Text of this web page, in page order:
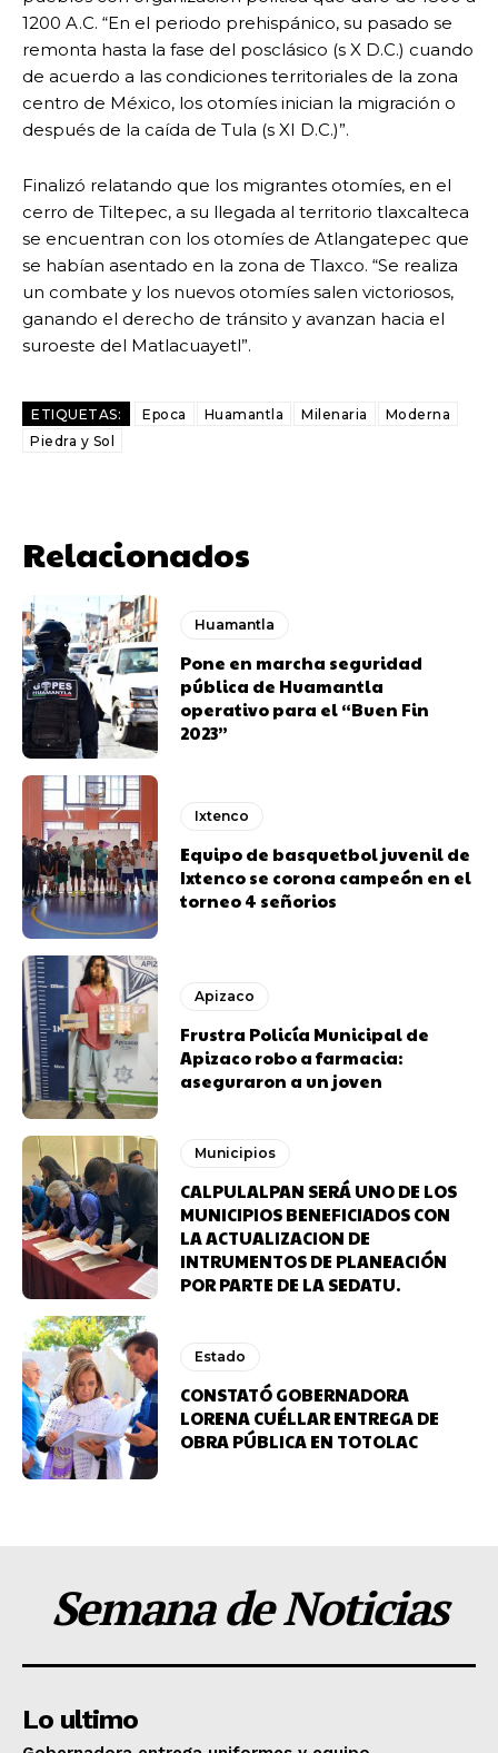
1200 A.C. “En el periodo prehispánico, su pasado se
remonta hasta la fase del posclásico (s X D.C.) cuando
de acuerdo a las condiciones territoriales de la zona
centro de México, los otomíes inician la migración o
después de la caída de Tula (s XI D.C.)”.
Finalizó relatando que los migrantes otomíes, en el
cerro de Tiltepec, a su llegada al territorio tlaxcalteca
se encuentran con los otomíes de Atlangatepec que
se habían asentado en la zona de Tlaxco. “Se realiza
un combate y los nuevos otomíes salen victoriosos,
ganando el derecho de tránsito y avanzan hacia el
suroeste del Matlacuayetl”.
ETIQUETAS: Epoca Huamantla Milenaria
Moderna
Piedra y Sol
Relacionados
Huamantla
Pone en marcha seguridad
pública de Huamantla
operativo para el “Buen Fin
2023”
Ixtenco
Equipo de basquetbol juvenil de
Ixtenco se corona campeón en el
torneo 4 señorios
Apizaco
Frustra Policía Municipal de
Apizaco robo a farmacia:
aseguraron a un joven
Municipios
CALPULALPAN SERÁ UNO DE LOS
MUNICIPIOS BENEFICIADOS CON
LA ACTUALIZACION DE
INTRUMENTOS DE PLANEACIÓN
POR PARTE DE LA SEDATU.
Estado
CONSTATÓ GOBERNADORA
LORENA CUÉLLAR ENTREGA DE
OBRA PÚBLICA EN TOTOLAC
Semana de Noticias
Lo ultimo